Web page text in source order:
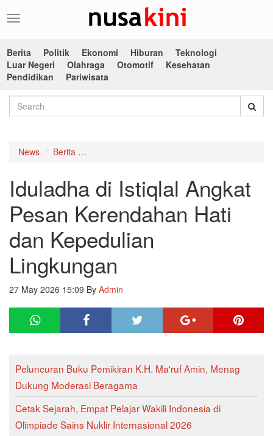
Toggle
Berita
Politik Ekonomi Hiburan
Teknologi
Luar Negeri
Olahraga Otomotif
Kesehatan
Pendidikan
Pariwisata
News Berita
Iduladha di Istiqlal Angkat
Pesan Kerendahan Hati
dan Kepedulian
Lingkungan
27 May 2026 15:09 By Admin
Peluncuran Buku Pemikiran K.H. Ma'ruf Amin, Menag
Dukung Moderasi Beragama
Cetak Sejarah, Empat Pelajar Wakili Indonesia di
Olimpiade Sains Nuklir Internasional 2026